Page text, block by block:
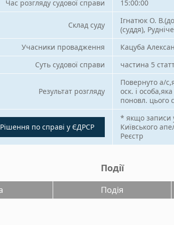
Час розгляду судової справи 15:00:00
Склад суду
Ігнатюк О.
(суддя),
Учасники провадження
Кацуба
Суть судової справи
частина 5
Результат розгляду
Повернуто а/
оск. і
поновл. цього
Рішення по справі у ЄДРСР
* якщо записи
Київського
Реєстр
Події
Подія